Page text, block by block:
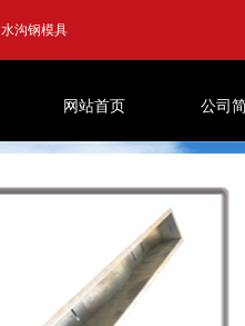
水沟钢模具
网站首页 公司